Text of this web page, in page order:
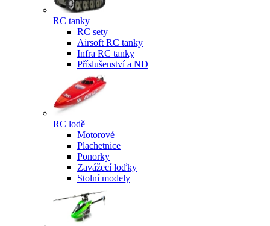
RC tanky
RC sety
Airsoft RC tanky
Infra RC tanky
Příslušenství a ND
RC lodě
Motorové
Plachetnice
Ponorky
Zavážecí loďky
Stolní modely